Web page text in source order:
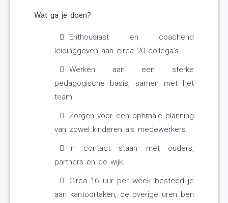
Wat ga je doen?
Enthousiast en coachend
leidinggeven aan circa 20 collega’s.
Werken aan een sterke
pedagogische basis, samen met het
team.
Zorgen voor een optimale planning
van zowel kinderen als medewerkers.
In contact staan met ouders,
partners en de wijk.
Circa 16 uur per week besteed je
aan kantoortaken, de overige uren ben